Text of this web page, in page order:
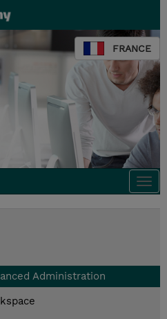
FRANCE
Administration